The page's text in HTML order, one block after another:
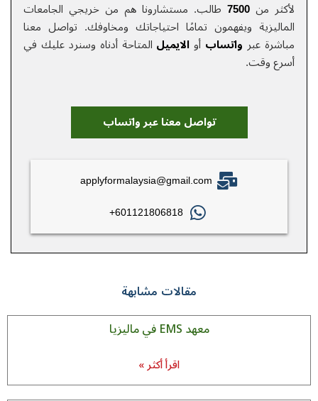
لأكثر من
7500طالب. مستشارونا هم من خريجي الجامعات
الماليزية ويفهمون تمامًا احتياجاتك ومخاوفك.تواصل معنا
مباشرة عبر واتسابأو الایمیلالمتاحة أدناه وسنرد عليك في
أسرع وقت.
تواصل معنا عبر واتساب
applyformalaysia@gmail.com
601121806818+
مقالات مشابهة
معهد EMS في ماليزيا
اقرأ أكثر »